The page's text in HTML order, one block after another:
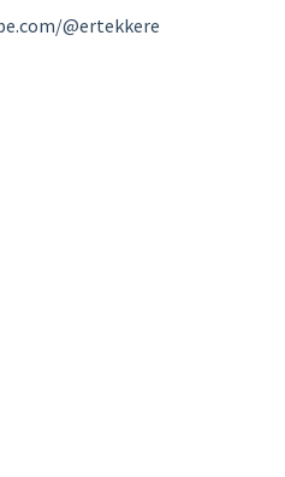
@ertekkere